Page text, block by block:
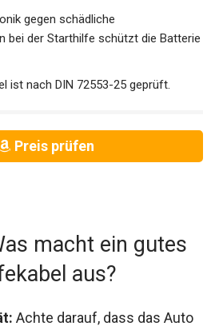
gegen schädliche
bei der Starthilfe schützt die Batterie
ist nach DIN 72553-25 geprüft.
Preis prüfen
macht ein gutes
aus?
Achte darauf, dass das Auto